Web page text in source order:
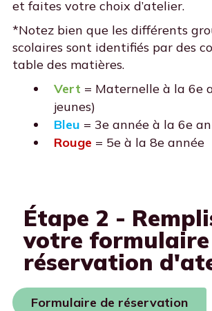
et faites votre choix d’atelier.
*Notez bien que les différents
scolaires sont identifiés par des
table des matières.
Vert = Maternelle à la 6e
jeunes)
Bleu = 3e année à la 6e
Rouge = 5e à la 8e année
Étape 2 -
votre formulaire
réservation
Formulaire de réservation